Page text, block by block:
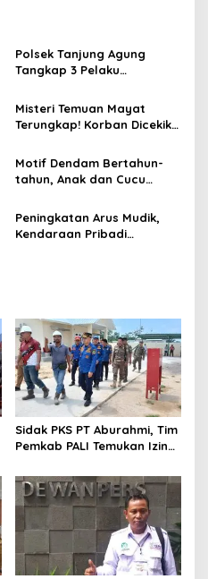
Polsek Tanjung Agung
Tangkap 3 Pelaku
Satu Masih DPO
Misteri Temuan Mayat
Terungkap! Korban Dicekik
Tewas, Jasad Dibakar dan
Dibuang ke Sungai Enim
Motif Dendam Bertahun-
tahun, Anak dan Cucu
Peningkatan Arus Mudik,
Kendaraan Pribadi
Sidak PKS PT Aburahmi, Tim
Pemkab PALI Temukan Izin